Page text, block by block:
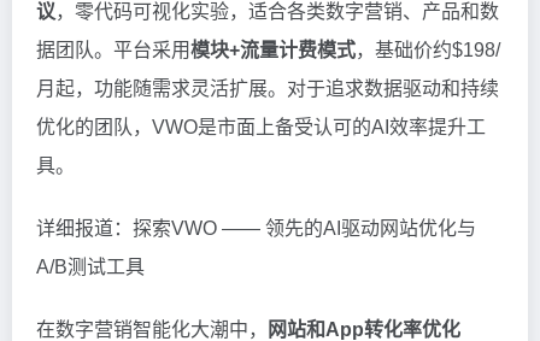
议，零代码可视化实验，适合各类数字营销、产品和数
据团队。平台采用模块+流量计费模式，基础价约$198/
月起，功能随需求灵活扩展。对于追求数据驱动和持续
优化的团队，VWO是市面上备受认可的AI效率提升工
具。
详细报道：探索VWO —— 领先的AI驱动网站优化与
A/B测试工具
在数字营销智能化大潮中，
网站和App转化率优化